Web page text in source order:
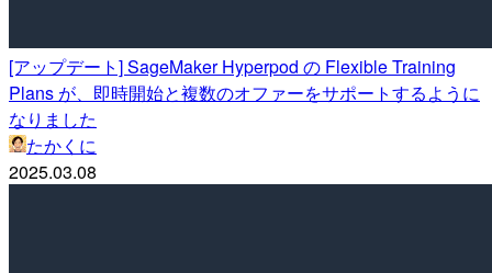
[アップデート] SageMaker Hyperpod の Flexible Training
Plans が、即時開始と複数のオファーをサポートするように
なりました
たかくに
2025.03.08